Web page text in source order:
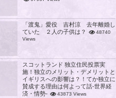
「渡鬼」愛役 吉村涼 去年離婚し
ていた ２人の子供は？
48740
Views
スコットランド 独立住民投票実
施！独立のメリット・デメリットと
イギリスへの影響は？！てか独立に
賛成する理由は何よって話-世界経
済・情勢-
43873 Views